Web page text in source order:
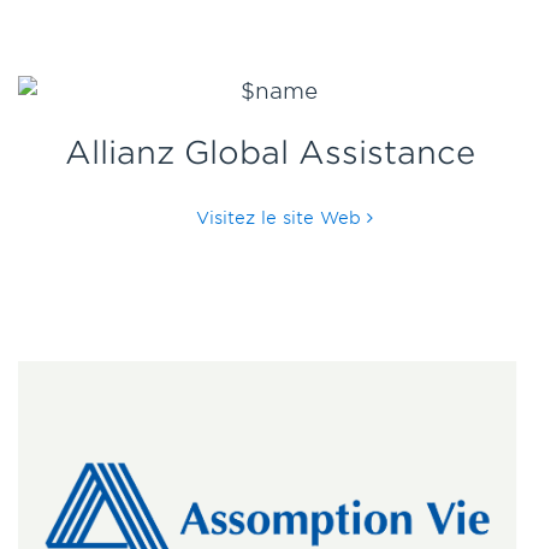
Allianz Global Assistance
Visitez le site Web